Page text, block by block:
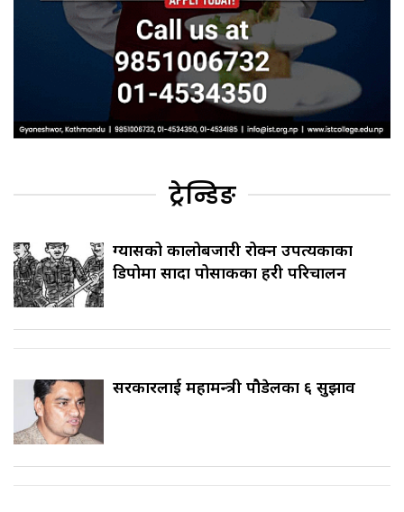
ट्रेन्डिङ
ग्यासको कालोबजारी रोक्न उपत्यकाका
डिपोमा सादा पोसाकका प्रहरी परिचालन
सरकारलाई महामन्त्री पौडेलका ६ सुझाव